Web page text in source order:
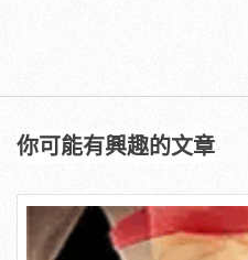
你可能有興趣的文章